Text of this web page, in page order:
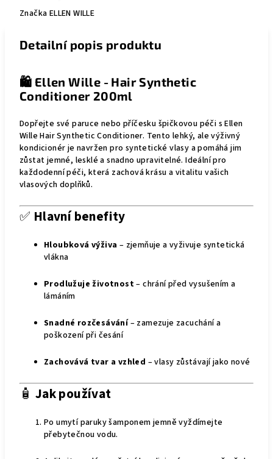
Značka ELLEN WILLE
Detailní popis produktu
🛍 Ellen Wille - Hair Synthetic
Conditioner 200ml
Dopřejte své paruce nebo příčesku špičkovou péči s Ellen
Wille Hair Synthetic Conditioner. Tento lehký, ale výživný
kondicionér je navržen pro syntetické vlasy a pomáhá jim
zůstat jemné, lesklé a snadno upravitelné. Ideální pro
každodenní péči, která zachová krásu a vitalitu vašich
vlasových doplňků.
✅ Hlavní benefity
Hloubková výživa – zjemňuje a vyživuje syntetická
vlákna
Prodlužuje životnost– chrání před vysušením a
lámáním
Snadné rozčesávání– zamezuje zacuchání a
poškození při česání
Zachovává tvar a vzhled – vlasy zůstávají jako nové
🧴 Jak používat
Po umytí paruky šamponem jemně vyždímejte
přebytečnou vodu.